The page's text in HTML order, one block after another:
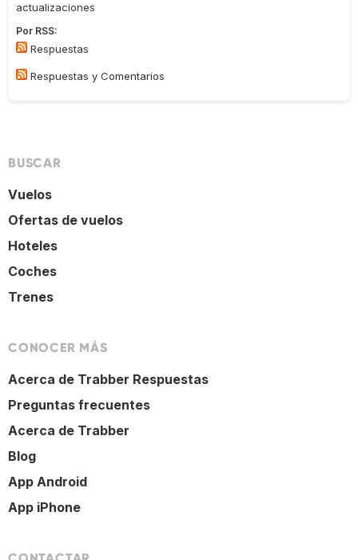
actualizaciones
Por RSS:
Respuestas
Respuestas y Comentarios
BUSCAR
Vuelos
Ofertas de vuelos
Hoteles
Coches
Trenes
CONOCER MÁS
Acerca de Trabber Respuestas
Preguntas frecuentes
Acerca de Trabber
Blog
App Android
App iPhone